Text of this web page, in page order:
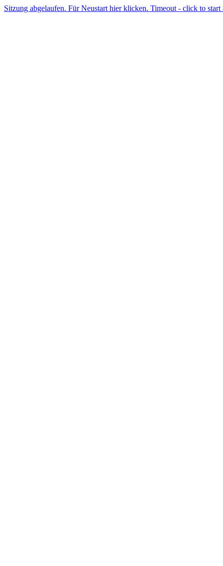
Sitzung abgelaufen. Für Neustart hier klicken. Timeout - click to start